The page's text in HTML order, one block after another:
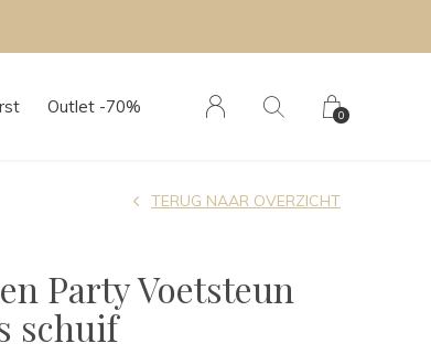
Outlet -70% 0
Party Voetsteun
schuif
TERUG NAAR OVERZICHT